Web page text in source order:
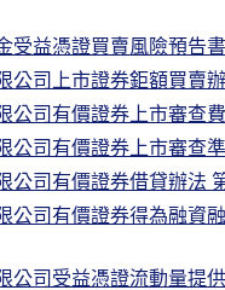
受益憑證買賣風險預告
公司上市證券鉅額買賣
公司有價證券上市審查
公司有價證券上市審查
公司有價證券借貸辦法
公司有價證券得為融資
公司受益憑證流動量提